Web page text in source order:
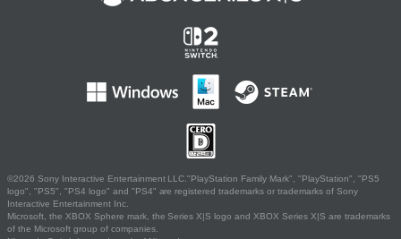
©2026 Sony Interactive Entertainment LLC."PlayStation Family Mark", "PlayStation", "PS5
logo", "PS5", "PS4 logo" and "PS4" are registered trademarks or trademarks of Sony
Interactive Entertainment Inc.
Microsoft, the XBOX Sphere mark, the Series X|S logo and XBOX Series X|S are trademarks
of the Microsoft group of companies.